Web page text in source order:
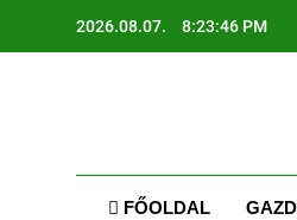
2026.08.07. 8:23:47 PM
FŐOLDAL